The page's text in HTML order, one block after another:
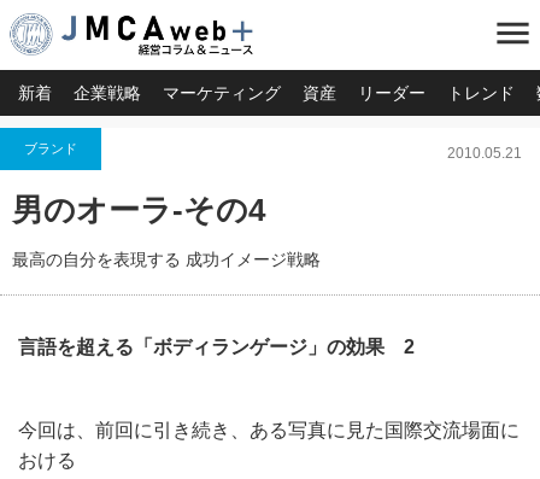
menu
新着 企業戦略 マーケティング 資産 リーダー トレンド
ブランド 2010.05.21
男のオーラ-その4
最高の自分を表現する 成功イメージ戦略
言語を超える「ボディランゲージ」の効果 2
今回は、前回に引き続き、ある写真に見た国際交流場面に
おける